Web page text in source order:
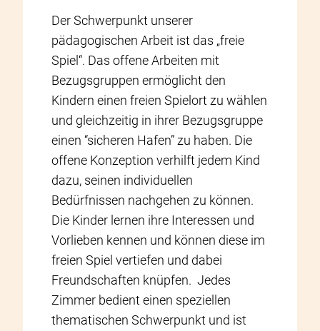
Der Schwerpunkt unserer
pädagogischen Arbeit ist das „freie
Spiel“. Das offene Arbeiten mit
Bezugsgruppen ermöglicht den
Kindern einen freien Spielort zu wählen
und gleichzeitig in ihrer Bezugsgruppe
einen “sicheren Hafen” zu haben. Die
offene Konzeption verhilft jedem Kind
dazu, seinen individuellen
Bedürfnissen nachgehen zu können.
Die Kinder lernen ihre Interessen und
Vorlieben kennen und können diese im
freien Spiel vertiefen und dabei
Freundschaften knüpfen. Jedes
Zimmer bedient einen speziellen
thematischen Schwerpunkt und ist